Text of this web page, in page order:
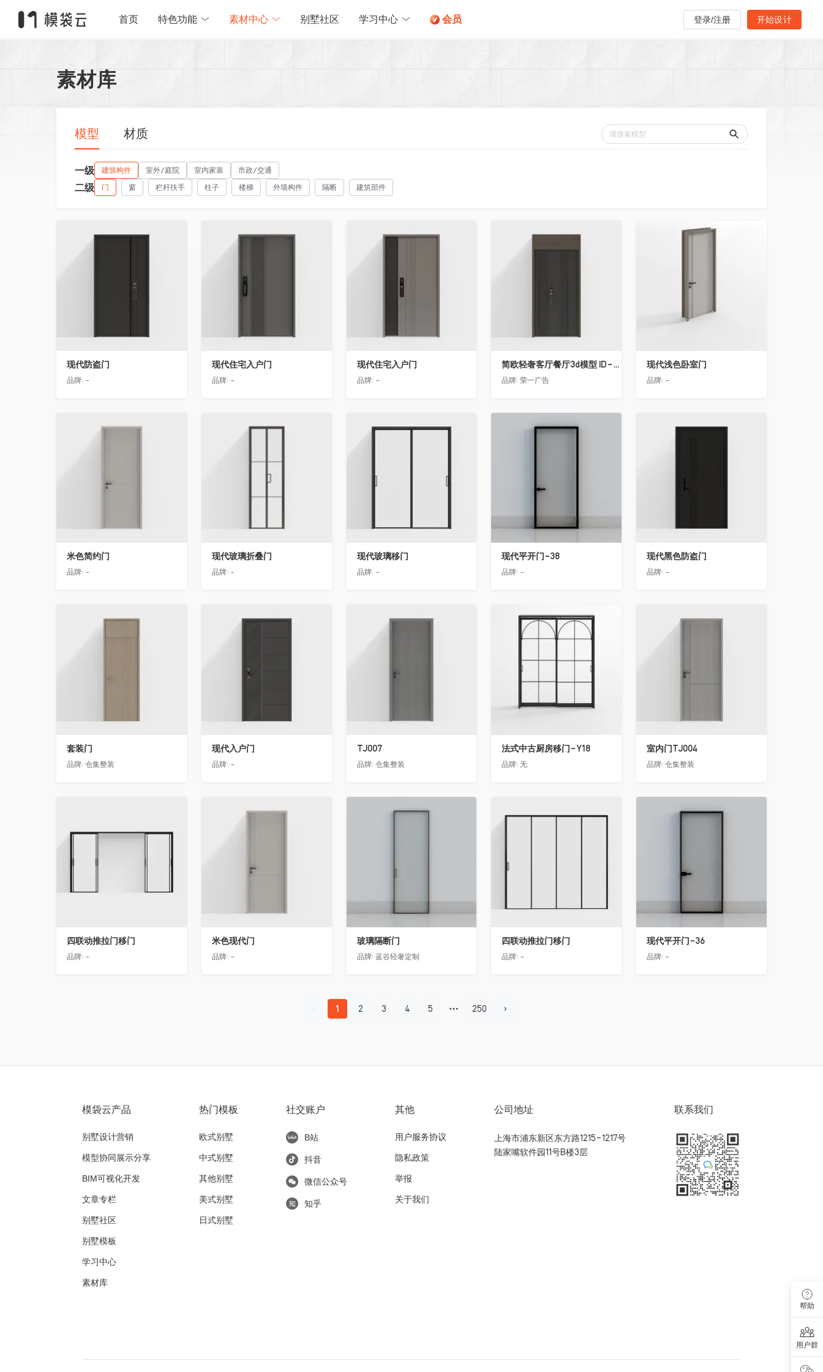
首页 特色功能 素材中心 别墅社区 学习中心 会员 登录/注册 开始设计
素材库
模型 材质
一级 建筑构件 室外/庭院 室内家装 市政/交通
二级 门 窗 栏杆扶手 柱子 楼梯 外墙构件 隔断 建筑部件
收藏
现代防盗门
品牌: -
收藏
现代住宅入户门
品牌: -
收藏
现代住宅入户门
品牌: -
收藏
简欧轻奢客厅餐厅3d模型 ID-11490558入户门2
品牌:荣一广告
现代浅色卧室门
品牌: -
米色简约门
品牌: -
现代玻璃折叠门
品牌: -
收藏
现代玻璃移门
品牌: -
收藏
现代平开门-38
品牌: -
收藏
现代黑色防盗门
品牌: -
套装门
品牌: 仓集整装
收藏
现代入户门
品牌: -
收藏
TJ007
品牌: 仓集整装
收藏
法式中古厨房移门-Y18
品牌:无
收藏
室内门TJ004
品牌:仓集整装
四联动推拉门移门
品牌: -
米色现代门
品牌: -
玻璃隔断门
品牌: 蓝谷轻奢定制
收藏
四联动推拉门移门
品牌: -
收藏
现代平开门-36
品牌: -
1 2 3 4 5 250
模袋云产品
别墅设计营销
模型协同展示分享
BIM可视化开发
文章专栏
别墅社区
别墅模板
学习中心
素材库
热门模板
欧式别墅
中式别墅
其他别墅
美式别墅
日式别墅
社交账户
B站
抖音
微信公众号
知乎
其他
用户服务协议
隐私政策
举报
关于我们
公司地址
上海市浦东新区东方路1215-1217号
陆家嘴软件园11号B楼3层
联系我们
帮助
用户群